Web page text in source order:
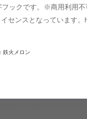
フックです。※商用利用不
センスとなっています
鉄火メロン